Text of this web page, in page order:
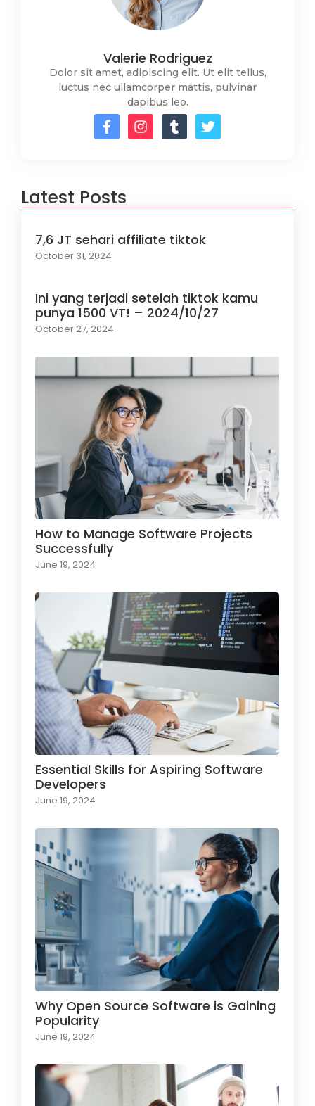
Valerie Rodriguez
Dolor sit amet, adipiscing elit. Ut elit tellus,
luctus nec ullamcorper mattis, pulvinar
dapibus leo.
Latest Posts
7,6 JT sehari affiliate tiktok
October 31, 2024
Ini yang terjadi setelah tiktok kamu
punya 1500 VT! – 2024/10/27
October 27, 2024
How to Manage Software Projects
Successfully
June 19, 2024
Essential Skills for Aspiring Software
Developers
June 19, 2024
Why Open Source Software is Gaining
Popularity
June 19, 2024